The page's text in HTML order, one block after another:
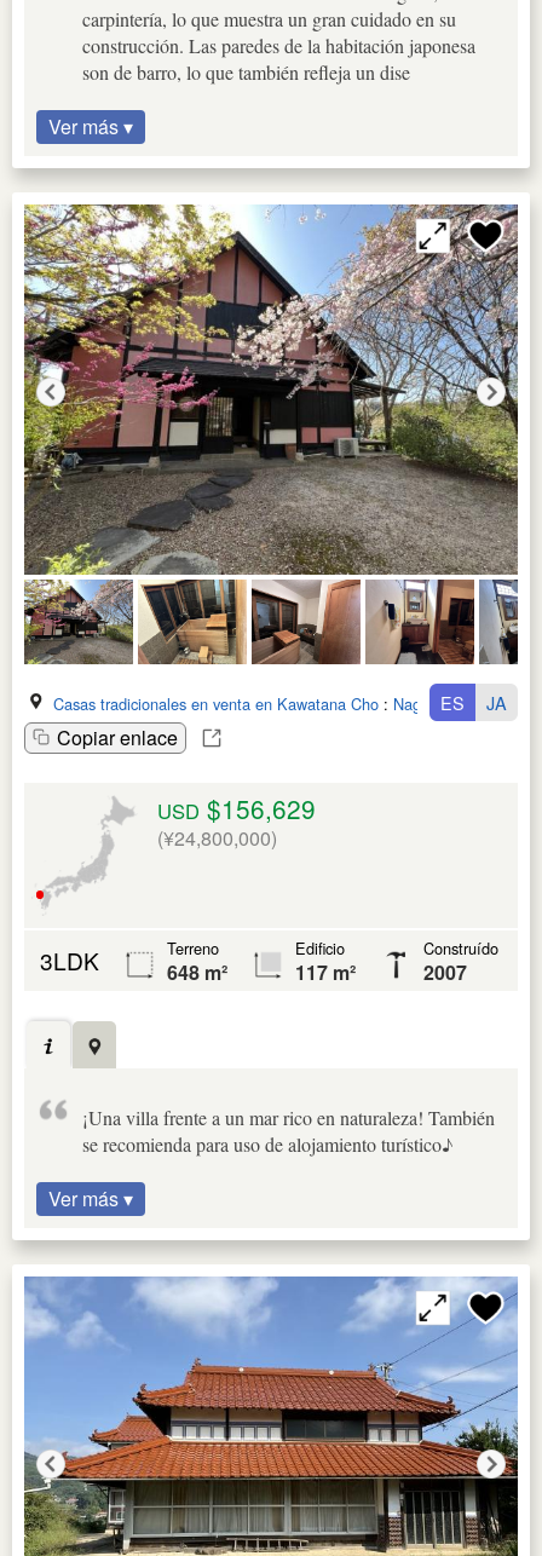
carpintería, lo que muestra un gran cuidado en su
construcción. Las paredes de la habitación japonesa
son de barro, lo que también refleja un dise
Ver más ▾
Casas tradicionales en venta en Kawatana Cho : Nagasaki Ken
Copiar enlace
ES JA
USD $156,629
(¥24,800,000)
3LDK Terreno
648 m²
Edificio
117 m²
Construído
2007
¡Una villa frente a un mar rico en naturaleza! También
se recomienda para uso de alojamiento turístico♪
Ver más ▾